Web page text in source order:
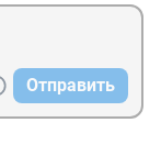
Отправить